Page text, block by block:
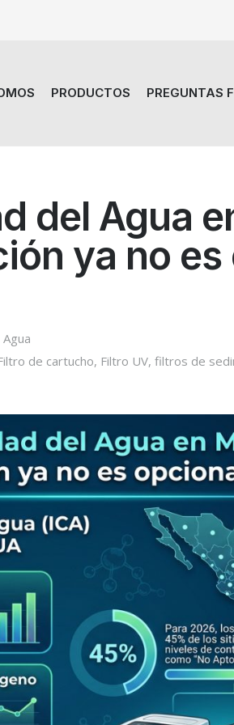
PRODUCTOS PREGUNTAS
del Agua
ya no
de cartucho, Filtro UV, filtros de